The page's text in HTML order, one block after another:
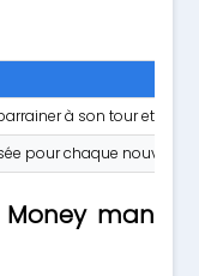
à son tour et
pour chaque nouvel
man